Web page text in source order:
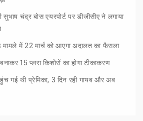
चंद्र बोस एयरपोर्ट पर डीजीसीए ने लगाया
मामले में22 मार्च कोआएगाअदालत का फैसला
बनाकर 15 प्लसकिशोरों काहोगाटीकाकरण
गई थी प्रेमिका, 3 दिन रही गायब और अब